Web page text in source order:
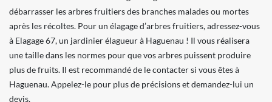
débarrasser les arbres fruitiers des branches malades ou mortes
après les récoltes. Pour un élagage d’arbres fruitiers, adressez-vous
à Elagage 67, un jardinier élagueur à Haguenau ! Il vous réalisera
une taille dans les normes pour que vos arbres puissent produire
plus de fruits. Il est recommandé de le contacter si vous êtes à
Haguenau. Appelez-le pour plus de précisions et demandez-lui un
devis.